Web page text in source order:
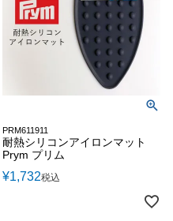
PRM611911
耐熱シリコンアイロンマット
Prym プリム
¥1,732税込